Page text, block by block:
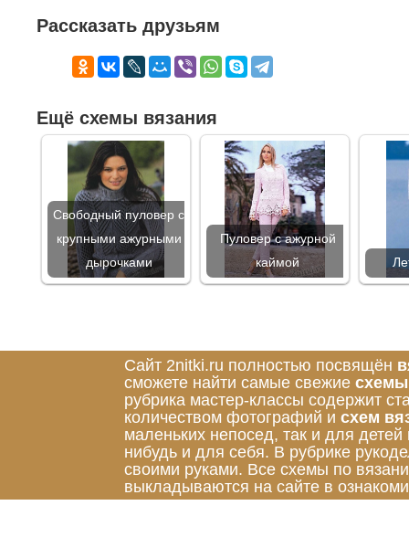
Рассказать друзьям
Ещё схемы вязания
Свободный пуловер с
крупными ажурными
дырочками
Пуловер с ажурной
каймой
Сайт 2nitki.ru полностью посвящён
сможете найти самые свежие схемы
рубрика мастер-классы содержит
количеством фотографий и схем
маленьких непосед, так и для
нибудь и для себя. В рубрике
своими руками. Все схемы по
выкладываются на сайте в